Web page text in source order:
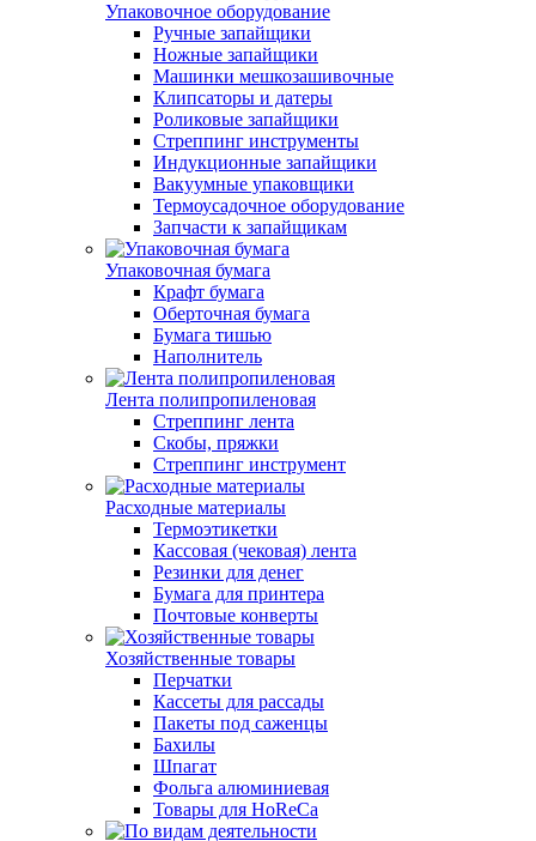
Упаковочное оборудование
Ручные запайщики
Ножные запайщики
Машинки мешкозашивочные
Клипсаторы и датеры
Роликовые запайщики
Стреппинг инструменты
Индукционные запайщики
Вакуумные упаковщики
Термоусадочное оборудование
Запчасти к запайщикам
Упаковочная бумага
Крафт бумага
Оберточная бумага
Бумага тишью
Наполнитель
Лента полипропиленовая
Стреппинг лента
Скобы, пряжки
Стреппинг инструмент
Расходные материалы
Термоэтикетки
Кассовая (чековая) лента
Резинки для денег
Бумага для принтера
Почтовые конверты
Хозяйственные товары
Перчатки
Кассеты для рассады
Пакеты под саженцы
Бахилы
Шпагат
Фольга алюминиевая
Товары для HoReCa